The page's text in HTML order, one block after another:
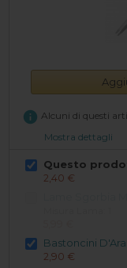
info Alcuni di questi
Mostra dettagli
Questo
2,40 €
Bastoncini
2,90 €